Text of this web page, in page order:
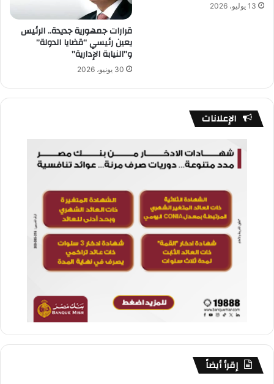
13 يوليو، 2026
قرارات جمهورية جديدة.. الرئيس
يعين رئيسي “قضايا الدولة”
و”النيابة الإدارية”
30 يونيو، 2026
الإعلانات
إقرأ أيضاً